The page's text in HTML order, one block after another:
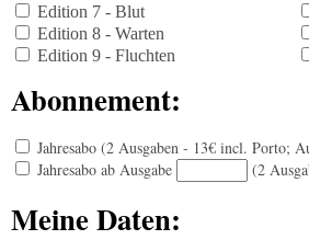
Edition 7 - Blut
Edition 8 - Warten
Edition 9 - Fluchten
Abonnement:
Jahresabo (2 Ausgaben - 13€ incl. Porto;
Jahresabo ab Ausgabe
(2
Meine Daten: